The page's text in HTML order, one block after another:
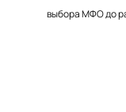
выбора МФО до